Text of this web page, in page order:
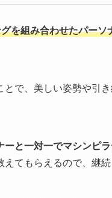
を組み合わせたパーソ
で、美しい姿勢や引
ーと一対一でマシンピ
てもらえるので、継続